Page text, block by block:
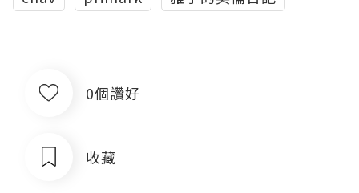
0個讚好
收藏